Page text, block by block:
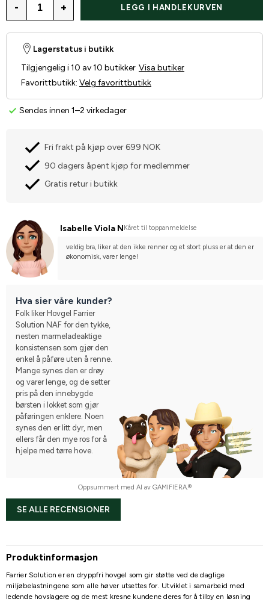
- + LEGG I HANDLEKURVEN
Sendes innen 1–2 virkedager
Lagerstatus i butikk
Tilgjengelig i 10 av 10 butikker Visa butiker
Favorittbutikk: Velg favorittbutikk
Fri frakt på kjøp over 699 NOK
90 dagers åpent kjøp for medlemmer
Gratis retur i butikk
Isabelle Viola N Kåret til toppanmeldelse
veldig bra, liker at den ikke renner og et stort pluss er at den er
økonomisk, varer lenge!
Hva sier våre kunder?
Folk liker Hovgel Farrier
Solution NAF for den tykke,
nesten marmeladeaktige
konsistensen som gjør den
enkel å påføre uten å renne.
Mange synes den er drøy
og varer lenge, og de setter
pris på den innebygde
børsten i lokket som gjør
påføringen enklere. Noen
synes den er litt dyr, men
ellers får den mye ros for å
hjelpe med tørre hove.
Oppsummert med AI av GAMIFIERA.®
SE ALLE RECENSIONER
Produktinformasjon
Farrier Solution er en dryppfri hovgel som gir støtte ved de daglige
miljøbelastningene som alle høver utsettes for. Utviklet i samarbeid med
ledende hovslagere og de mest kresne kundene deres for å tilby en løsning